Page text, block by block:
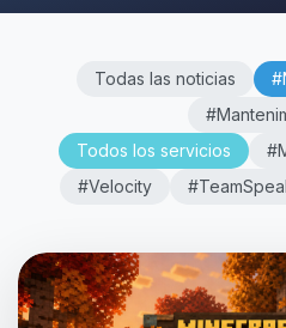
Todas las noticias
Todos los servicios
#Velocity